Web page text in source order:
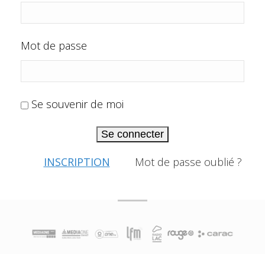
Mot de passe
Se souvenir de moi
Se connecter
INSCRIPTION Mot de passe oublié ?